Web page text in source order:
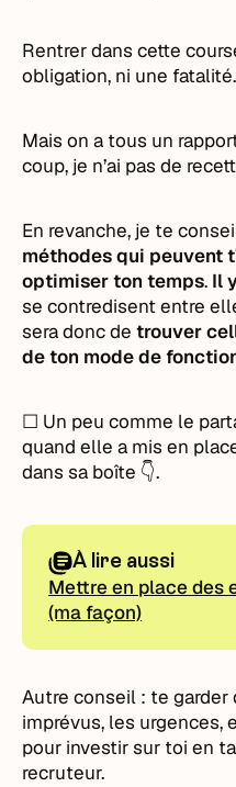
Rentrer dans cette
obligation, ni une fatalité.
Mais on a tous un
coup, je n’ai pas de
En revanche, je te
méthodes qui peuvent
optimiser ton temps. Il
se contredisent entre
sera donc detrouver
de ton mode de
☐ Un peu comme le
quand elle a mis en
dans sa boîte 👇.
À lire aussi
Mettre en place des
(ma façon)
Autre conseil : te
imprévus, les urgences,
pour investir sur toi en
recruteur.